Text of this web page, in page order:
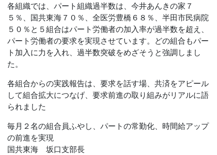
各組織では、パート組織過半数は、今井あんきの家７
５％、国共東海７０％、全医労豊橋６８％、半田市民病院
５０％と５組合はパート労働者の加入率が過半数を超え、
パート労働者の要求を実現させています。どの組合もパー
ト加入に力を入れ、過半数突破をめざそうと強調しまし
た。
各組合からの実践報告は、要求を話す場、共済をアピール
して組合拡大につなげ、要求前進の取り組みがリアルに語
られました
毎月２名の組合員ふやし、パートの常勤化、時間給アップ
の前進を実現
国共東海 坂口支部長